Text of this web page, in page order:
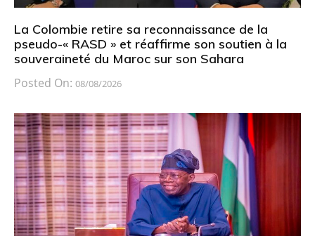
La Colombie retire sa reconnaissance de la
pseudo-« RASD » et réaffirme son soutien à la
souveraineté du Maroc sur son Sahara
Posted On: 08/08/2026